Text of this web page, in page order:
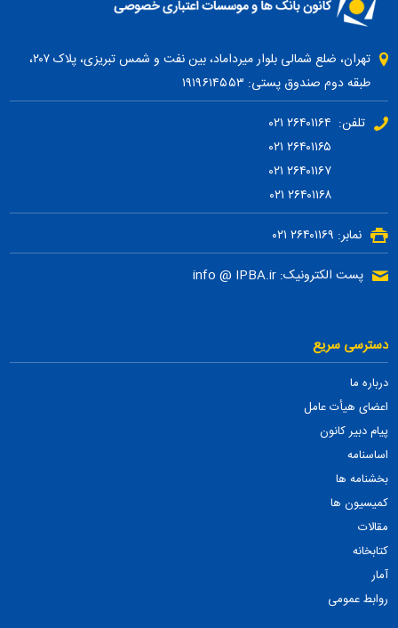
تهران، ضلع شمالی بلوار میرداماد، بین نفت و شمس تبریزی، پلاک ۲۰۷،
طبقه دوم صندوق پستی: ۱۹۱۹۶۱۴۵۵۳
تلفن: ۲۶۴۰۱۱۶۴ ۰۲۱
۲۶۴۰۱۱۶۷ ۰۲۱
۲۶۴۰۱۱۶۸ ۰۲۱
نمابر: ۲۶۴۰۱۱۶۹ ۰۲۱
پست الکترونیک: info @ IPBA.ir
دسترسی سریع
درباره ما
اعضای هیأت عامل
پیام دبیر کانون
اساسنامه
بخشنامه ها
کمیسیون ها
مقالات
کتابخانه
آمار
روابط عمومی